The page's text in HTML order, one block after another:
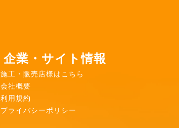
企業・サイト情報
施工・販売店様はこちら
会社概要
利用規約
プライバシーポリシー